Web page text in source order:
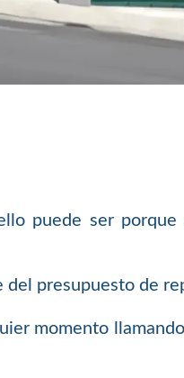
puede ser porque
del presupuesto de
momento